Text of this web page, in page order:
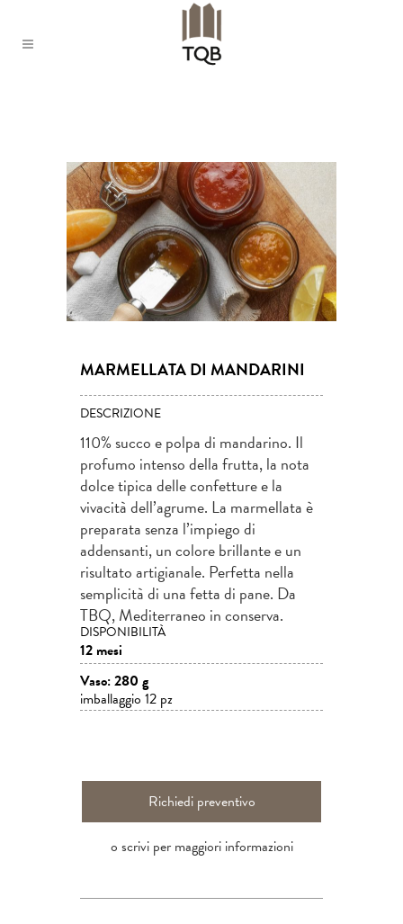
MARMELLATA DI MANDARINI
DESCRIZIONE
110% succo e polpa di mandarino. Il
profumo intenso della frutta, la nota
dolce tipica delle confetture e la
vivacità dell’agrume. La marmellata è
preparata senza l’impiego di
addensanti, un colore brillante e un
risultato artigianale. Perfetta nella
semplicità di una fetta di pane. Da
TBQ, Mediterraneo in conserva.
DISPONIBILITÀ
12 mesi
Vaso: 280 g
imballaggio 12 pz
Richiedi preventivo
o scrivi per maggiori informazioni